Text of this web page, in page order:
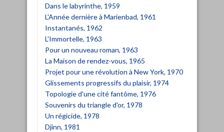
Dans le labyrinthe, 1959
L'Année dernière à Marienbad, 1961
Instantanés, 1962
L'Immortelle, 1963
Pour un nouveau roman, 1963
La Maison de rendez-vous, 1965
Projet pour une révolution à New York, 1970
Glissements progressifs du plaisir, 1974
Topologie d'une cité fantôme, 1976
Souvenirs du triangle d'or, 1978
Un régicide, 1978
Djinn, 1981